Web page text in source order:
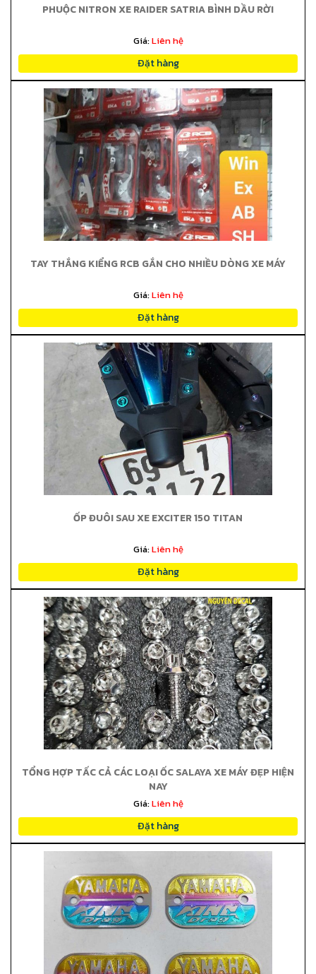
PHUỘC NITRON XE RAIDER SATRIA BÌNH DẦU RỜI
Giá:Liên hệ
Đặt hàng
TAY THẮNG KIỂNG RCB GẮN CHO NHIỀU DÒNG XE MÁY
Giá:Liên hệ
Đặt hàng
ỐP ĐUÔI SAU XE EXCITER 150 TITAN
Giá:Liên hệ
Đặt hàng
TỔNG HỢP TẤC CẢ CÁC LOẠI ỐC SALAYA XE MÁY ĐẸP HIỆN
NAY
Giá:Liên hệ
Đặt hàng